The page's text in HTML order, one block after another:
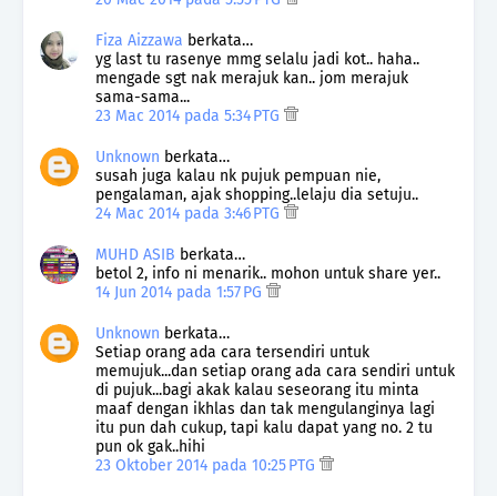
Fiza Aizzawa berkata…
yg last tu rasenye mmg selalu jadi kot.. haha..
mengade sgt nak merajuk kan.. jom merajuk
sama-sama...
23 Mac 2014 pada 5:34 PTG
Unknown berkata…
susah juga kalau nk pujuk pempuan nie,
pengalaman, ajak shopping..lelaju dia setuju..
24 Mac 2014 pada 3:46 PTG
MUHD ASIB berkata…
betol 2, info ni menarik.. mohon untuk share yer..
14 Jun 2014 pada 1:57 PG
Unknown berkata…
Setiap orang ada cara tersendiri untuk
memujuk...dan setiap orang ada cara sendiri untuk
di pujuk...bagi akak kalau seseorang itu minta
maaf dengan ikhlas dan tak mengulanginya lagi
itu pun dah cukup, tapi kalu dapat yang no. 2 tu
pun ok gak..hihi
23 Oktober 2014 pada 10:25 PTG